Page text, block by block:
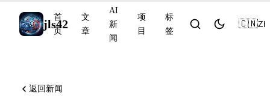
jls42
首
页
文
章
AI
新
闻
项
目
标
签
🇨🇳ZH
返回新闻